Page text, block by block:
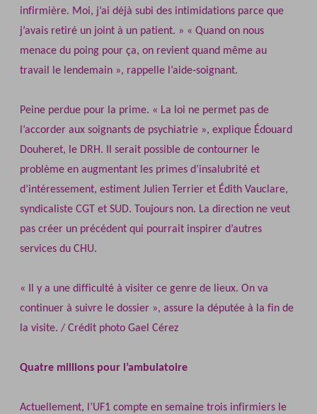
infirmière. Moi, j’ai déjà subi des intimidations parce que
j’avais retiré un joint à un patient. » « Quand on nous
menace du poing pour ça, on revient quand même au
travail le lendemain », rappelle l’aide‐soignant.
Peine perdue pour la prime. « La loi ne permet pas de
l’accorder aux soignants de psychiatrie », explique Édouard
Douheret, le DRH. Il serait possible de contourner le
problème en augmentant les primes d’insalubrité et
d’intéressement, estiment Julien Terrier et Édith Vauclare,
syndicaliste CGT et SUD. Toujours non. La direction ne veut
pas créer un précédent qui pourrait inspirer d’autres
services du CHU.
« Il y a une difficulté à visiter ce genre de lieux. On va
continuer à suivre le dossier », assure la députée à la fin de
la visite. / Crédit photo Gael Cérez
Quatre millions pour l’ambulatoire
Actuellement, l’UF1 compte en semaine trois infirmiers le